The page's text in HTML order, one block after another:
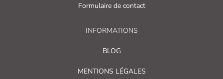
Formulaire de contact
INFORMATIONS
BLOG
MENTIONS LÉGALES